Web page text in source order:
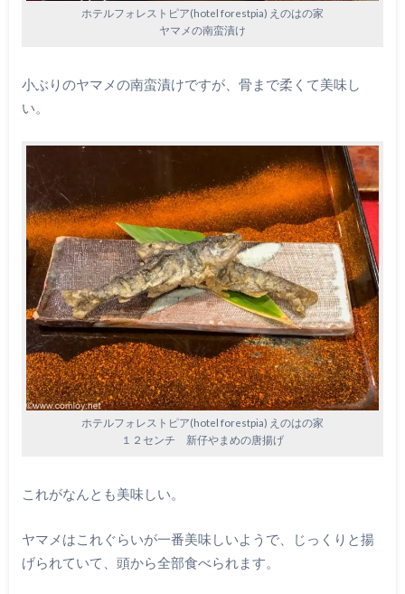
ホテルフォレストピア(hotel forestpia) えのはの家
ヤマメの南蛮漬け
小ぶりのヤマメの南蛮漬けですが、骨まで柔くて美味し
い。
ホテルフォレストピア(hotel forestpia) えのはの家
１２センチ 新仔やまめの唐揚げ
これがなんとも美味しい。
ヤマメはこれぐらいが一番美味しいようで、じっくりと揚
げられていて、頭から全部食べられます。